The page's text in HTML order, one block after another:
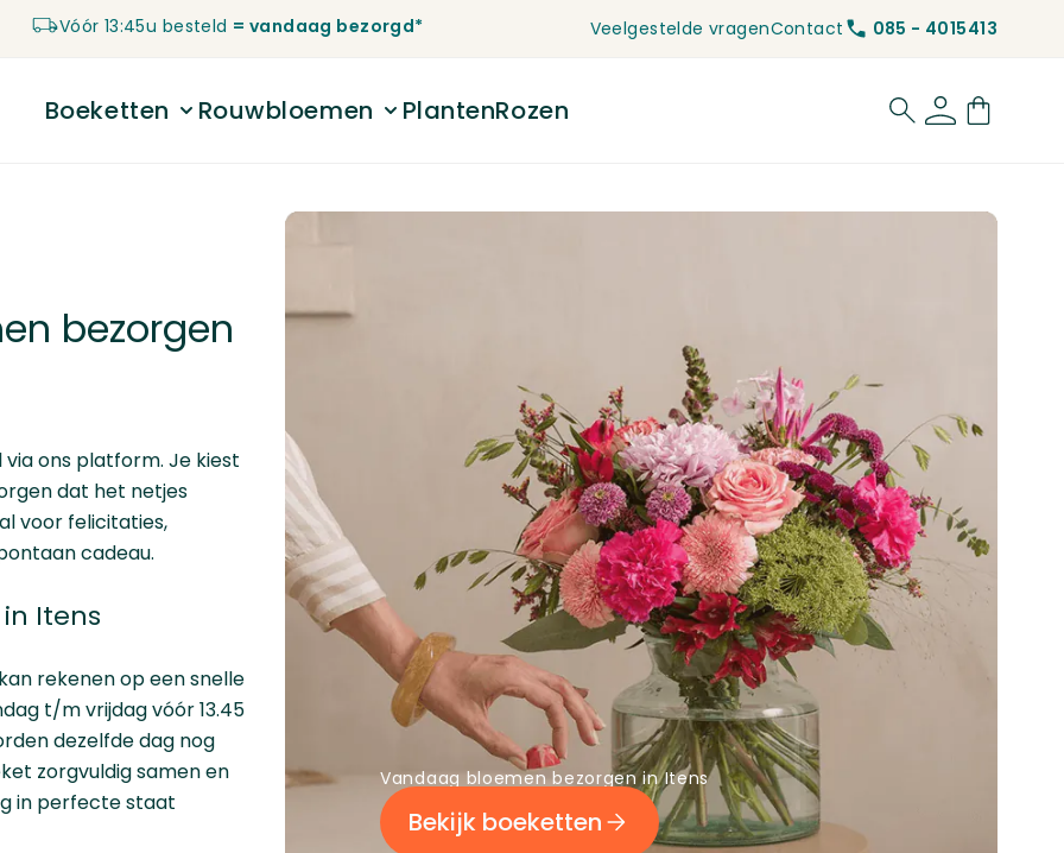
Vóór 13:45u besteld = vandaag bezorgd* Veelgestelde vragenContact
085 - 4015413
Boeketten Toggle submenu for Boeketten
Rouwbloemen Toggle submenu for Rouwbloemen
PlantenRozen
bezorgen
ons platform. Je kiest
dat het netjes
voor felicitaties,
cadeau.
Itens
rekenen op een snelle
t/m vrijdag vóór 13.45
dezelfde dag nog
zorgvuldig samen en
in perfecte staat
Vandaag bloemen bezorgen in Itens
Bekijk boeketten